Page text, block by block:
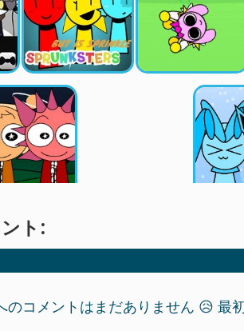
ト:
のコメントはまだありません 😥 最